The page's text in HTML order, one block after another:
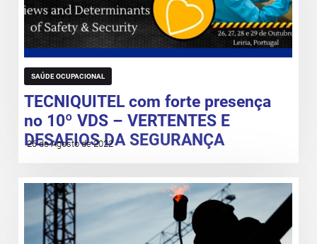
SAÚDE OCUPACIONAL
TECNIQUITEL com forte presença
no 10º VDS – VERTENTES E
DESAFIOS DA SEGURANÇA
26 de Agosto de 2022